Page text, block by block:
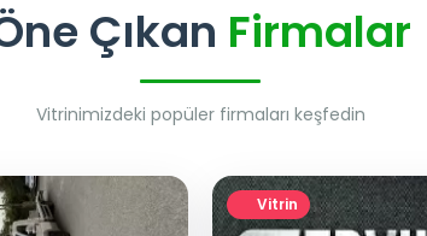
Çıkan Firmalar
Vitrinimizdeki popüler firmaları keşfedin
Vitrin